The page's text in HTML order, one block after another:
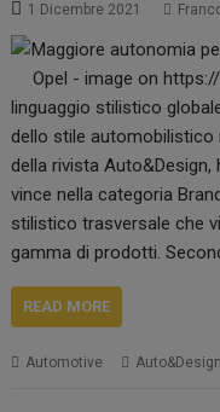
1 Dicembre 2021
linguaggio stilistico
dello stile automobilistico
della rivista Auto&Design,
vince nella categoria
stilistico trasversale che
gamma di prodotti.
READ MORE
Automotive